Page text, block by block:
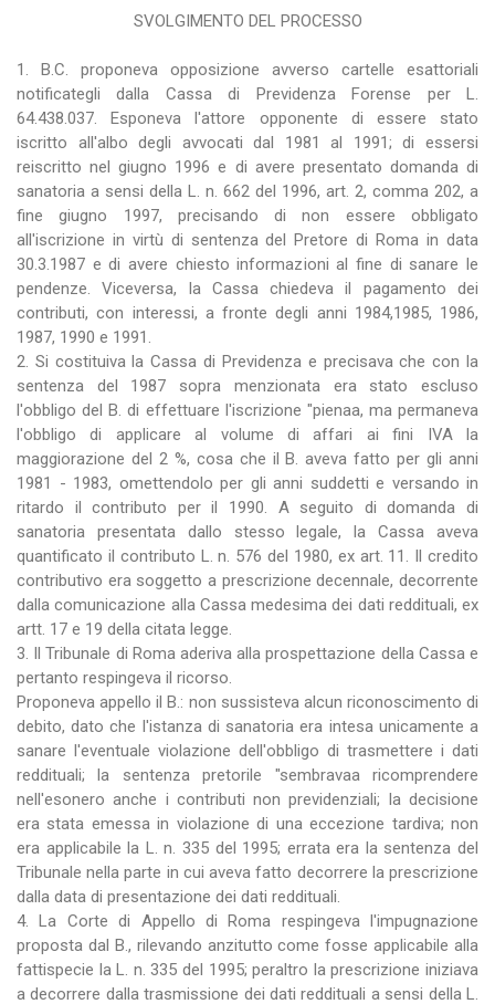
SVOLGIMENTO DEL PROCESSO
1. B.C. proponeva opposizione avverso cartelle esattoriali
notificategli dalla Cassa di Previdenza Forense per L.
64.438.037. Esponeva l'attore opponente di essere stato
iscritto all'albo degli avvocati dal 1981 al 1991; di essersi
reiscritto nel giugno 1996 e di avere presentato domanda di
sanatoria a sensi della L. n. 662 del 1996, art. 2, comma 202, a
fine giugno 1997, precisando di non essere obbligato
all'iscrizione in virtù di sentenza del Pretore di Roma in data
30.3.1987 e di avere chiesto informazioni al fine di sanare le
pendenze. Viceversa, la Cassa chiedeva il pagamento dei
contributi, con interessi, a fronte degli anni 1984,1985, 1986,
1987, 1990 e 1991.
2. Si costituiva la Cassa di Previdenza e precisava che con la
sentenza del 1987 sopra menzionata era stato escluso
l'obbligo del B. di effettuare l'iscrizione "pienaa, ma permaneva
l'obbligo di applicare al volume di affari ai fini IVA la
maggiorazione del 2 %, cosa che il B. aveva fatto per gli anni
1981 - 1983, omettendolo per gli anni suddetti e versando in
ritardo il contributo per il 1990. A seguito di domanda di
sanatoria presentata dallo stesso legale, la Cassa aveva
quantificato il contributo L. n. 576 del 1980, ex art. 11. Il credito
contributivo era soggetto a prescrizione decennale, decorrente
dalla comunicazione alla Cassa medesima dei dati reddituali, ex
artt. 17 e 19 della citata legge.
3. Il Tribunale di Roma aderiva alla prospettazione della Cassa e
pertanto respingeva il ricorso.
Proponeva appello il B.: non sussisteva alcun riconoscimento di
debito, dato che l'istanza di sanatoria era intesa unicamente a
sanare l'eventuale violazione dell'obbligo di trasmettere i dati
reddituali; la sentenza pretorile "sembravaa ricomprendere
nell'esonero anche i contributi non previdenziali; la decisione
era stata emessa in violazione di una eccezione tardiva; non
era applicabile la L. n. 335 del 1995; errata era la sentenza del
Tribunale nella parte in cui aveva fatto decorrere la prescrizione
dalla data di presentazione dei dati reddituali.
4. La Corte di Appello di Roma respingeva l'impugnazione
proposta dal B., rilevando anzitutto come fosse applicabile alla
fattispecie la L. n. 335 del 1995; peraltro la prescrizione iniziava
a decorrere dalla trasmissione dei dati reddituali a sensi della L.